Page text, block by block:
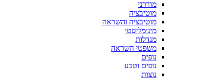
מודרני
מוטיבציה
מוטיבציה והשראה
מינימליסטי
מנדלות
משפטי השראה
נופים
נופים וטבע
נוצות